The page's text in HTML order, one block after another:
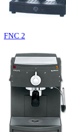
FNC 2